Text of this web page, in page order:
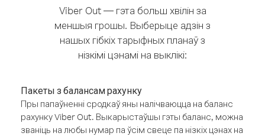
Viber Out — гэта больш хвілін за
меншыя грошы. Выберыце адзін з
нашых гібкіх тарыфных планаў з
нізкімі цэнамі на выклікі:
Пакеты з балансам рахунку
Пры папаўненні сродкаў яны налічваюцца на баланс
рахунку Viber Out. Выкарыстаўшы гэты баланс, можна
званіць на любы нумар па ўсім свеце па нізкіх цэнах на